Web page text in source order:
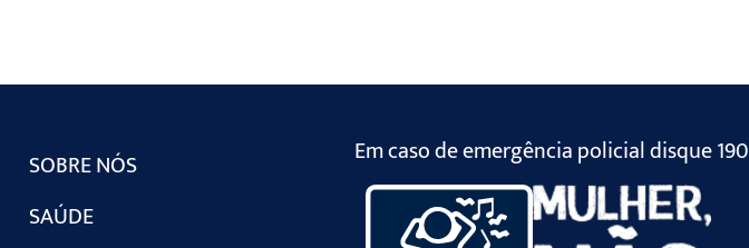
SOBRE NÓS
SAÚDE
Em caso de emergência policial disque 190